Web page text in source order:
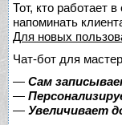
Тот, кто работает
напоминать
Для новых
Чат-бот для
— Сам
—
— Увеличивает